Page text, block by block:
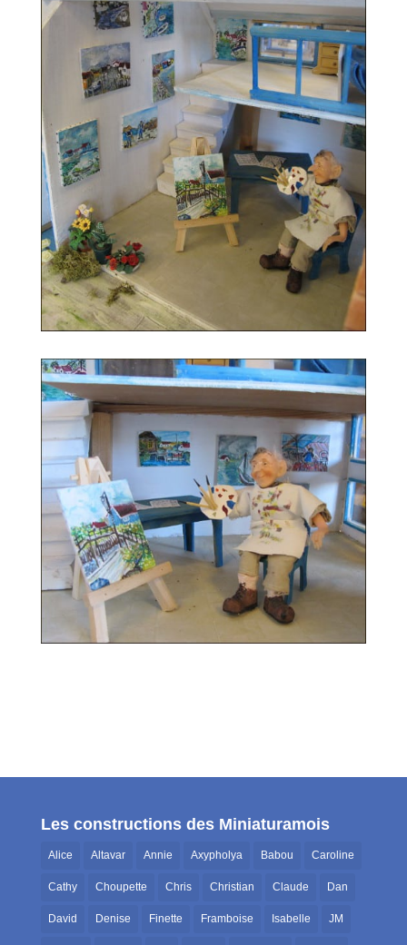
Les constructions des Miniaturamois
Alice Altavar Annie Axypholya Babou Caroline
Cathy Choupette Chris Christian Claude Dan
David Denise Finette Framboise Isabelle JM